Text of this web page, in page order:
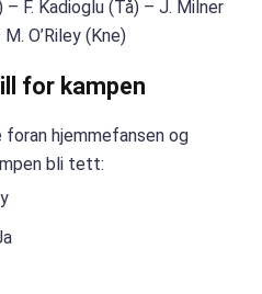
F. Kadioglu (Tå) – J. Milner
O’Riley (Kne)
for kampen
hjemmefansen og
bli tett: